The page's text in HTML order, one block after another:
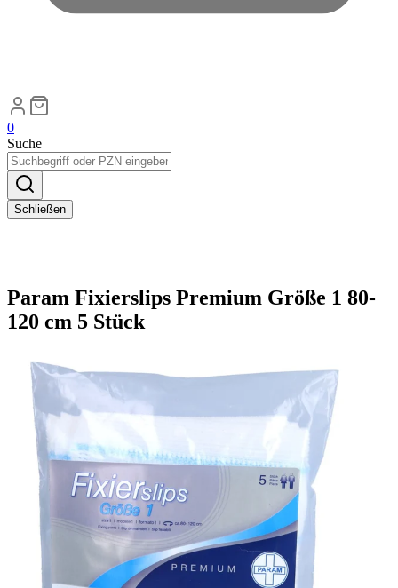
0
Suche
Schließen
Param Fixierslips Premium Größe 1 80-
120 cm 5 Stück